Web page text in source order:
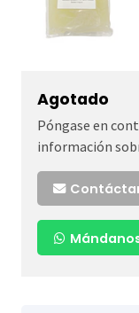
Agotado
Póngase en
información